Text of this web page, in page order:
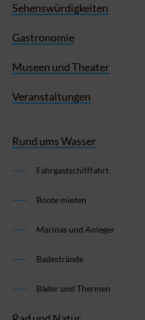
Sehenswürdigkeiten
Gastronomie
Museen und Theater
Veranstaltungen
Rund ums Wasser
Fahrgastschifffahrt
Boote mieten
Marinas und Anleger
Badestrände
Bäder und Thermen